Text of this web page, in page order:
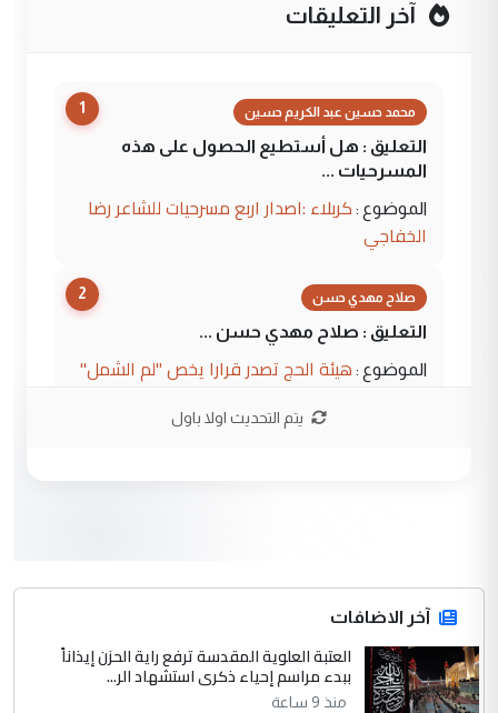
آخر التعليقات
1 محمد حسين عبد الكريم حسين
التعليق : هل أستطيع الحصول على هذه
المسرحيات ...
الموضوع : كربلاء :اصدار اربع مسرحيات للشاعر رضا
الخفاجي
2 صلاح مهدي حسن
التعليق : صلاح مهدي حسن ...
الموضوع : هيئة الحج تصدر قرارا يخص "لم الشمل"
hadi
التعليق : تحيه اخويه حسينيه اي انسان مهما
كان محدود المعرفه بتفاصيل احداث المنطقه
يقول بما لايقبل ...
يتم التحديث اولا باول
آخر الاضافات
العتبة العلوية المقدسة ترفع راية الحزن إيذاناً
ببدء مراسم إحياء ذكرى استشهاد الر...
منذ 9 ساعة